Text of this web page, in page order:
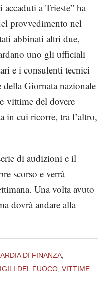
a Trieste” ha
provvedimento nel
abbinati altri due,
uno gli ufficiali
e i consulenti tecnici
Giornata nazionale
vittime del dovere
in cui ricorre, tra l’altro,
di audizioni e il
scorso e verrà
Una volta avuto
dovrà andare alla
DI FINANZA
DEL FUOCO VITTIME